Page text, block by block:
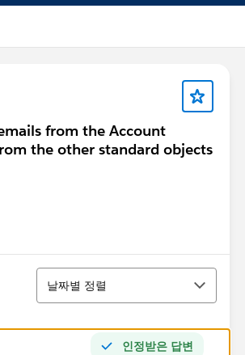
from the Account
the other standard objects
정렬
날짜별 정렬
인정받은 답변